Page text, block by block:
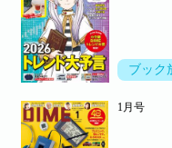
ブック
1月号